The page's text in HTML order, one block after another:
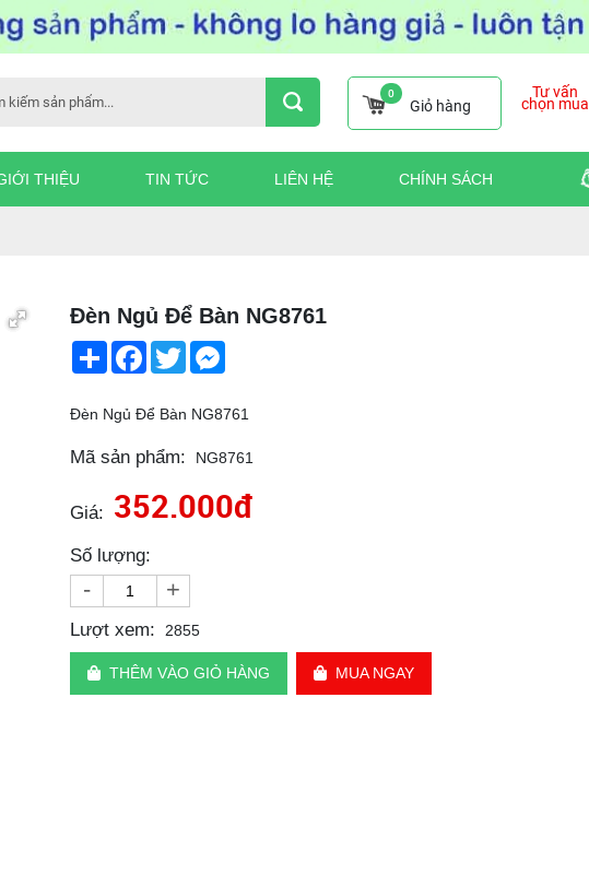
0
Giỏ hàng
Tư vấn
chọn mua
THIỆU TIN TỨC LIÊN HỆ CHÍNH SÁCH
Đèn Ngủ Để Bàn NG8761
ShareFacebook
TwitterMessenger
Đèn Ngủ Để Bàn NG8761
Mã sản phẩm: NG8761
Giá: 352.000đ
Số lượng:
- +
Lượt xem: 2855
THÊM VÀO GIỎ HÀNG MUA NGAY